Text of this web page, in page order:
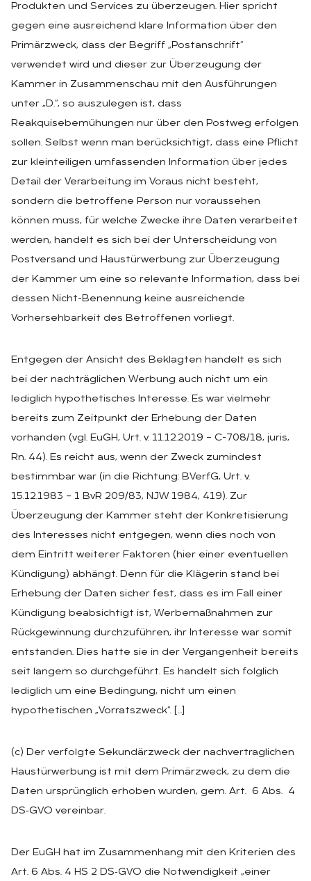
Produkten und Services zu überzeugen. Hier spricht
gegen eine ausreichend klare Information über den
Primärzweck, dass der Begriff „Postanschrift“
verwendet wird und dieser zur Überzeugung der
Kammer in Zusammenschau mit den Ausführungen
unter „D.“, so auszulegen ist, dass
Reakquisebemühungen nur über den Postweg erfolgen
sollen. Selbst wenn man berücksichtigt, dass eine Pflicht
zur kleinteiligen umfassenden Information über jedes
Detail der Verarbeitung im Voraus nicht besteht,
sondern die betroffene Person nur voraussehen
können muss, für welche Zwecke ihre Daten verarbeitet
werden, handelt es sich bei der Unterscheidung von
Postversand und Haustürwerbung zur Überzeugung
der Kammer um eine so relevante Information, dass bei
dessen Nicht-Benennung keine ausreichende
Vorhersehbarkeit des Betroffenen vorliegt.
Entgegen der Ansicht des Beklagten handelt es sich
bei der nachträglichen Werbung auch nicht um ein
lediglich hypothetisches Interesse. Es war vielmehr
bereits zum Zeitpunkt der Erhebung der Daten
vorhanden (vgl. EuGH, Urt. v. 11.12.2019 – C-708/18, juris,
Rn. 44). Es reicht aus, wenn der Zweck zumindest
bestimmbar war (in die Richtung: BVerfG, Urt. v.
15.12.1983 – 1 BvR 209/83, NJW 1984, 419). Zur
Überzeugung der Kammer steht der Konkretisierung
des Interesses nicht entgegen, wenn dies noch von
dem Eintritt weiterer Faktoren (hier einer eventuellen
Kündigung) abhängt. Denn für die Klägerin stand bei
Erhebung der Daten sicher fest, dass es im Fall einer
Kündigung beabsichtigt ist, Werbemaßnahmen zur
Rückgewinnung durchzuführen, ihr Interesse war somit
entstanden. Dies hatte sie in der Vergangenheit bereits
seit langem so durchgeführt. Es handelt sich folglich
lediglich um eine Bedingung, nicht um einen
hypothetischen „Vorratszweck“. […]
(c) Der verfolgte Sekundärzweck der nachvertraglichen
Haustürwerbung ist mit dem Primärzweck, zu dem die
Daten ursprünglich erhoben wurden, gem. Art. 6 Abs. 4
DS‑GVO vereinbar.
Der EuGH hat im Zusammenhang mit den Kriterien des
Art. 6 Abs. 4 HS 2 DS‑GVO die Notwendigkeit „einer